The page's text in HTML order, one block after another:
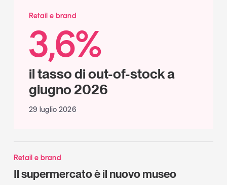
Retail e brand
3,6%
il tasso di out-of-stock a
giugno 2026
29 luglio 2026
Retail e brand
Il supermercato è il nuovo museo